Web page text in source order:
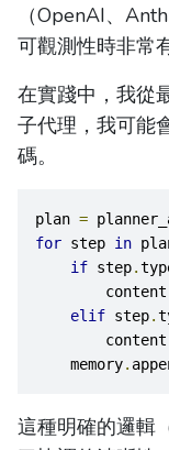
（OpenAI、
可觀測性時非常
在實踐中，我從
子代理，我可能
碼。
plan =
for step in
if step.
        content
elif step.
        content
    memory
.
這種明確的邏輯